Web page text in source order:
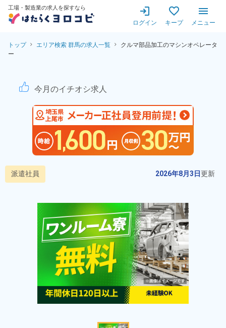
工場・製造業の求人を探すなら
ログイン キープ メニュー
トップ エリア検索 群馬の求人一覧
クルマ部品加工のマシンオペレータ
ー
クルマ部品加工のマシンオ
今月のイチオシ求人
派遣社員 2026年8月3日更新